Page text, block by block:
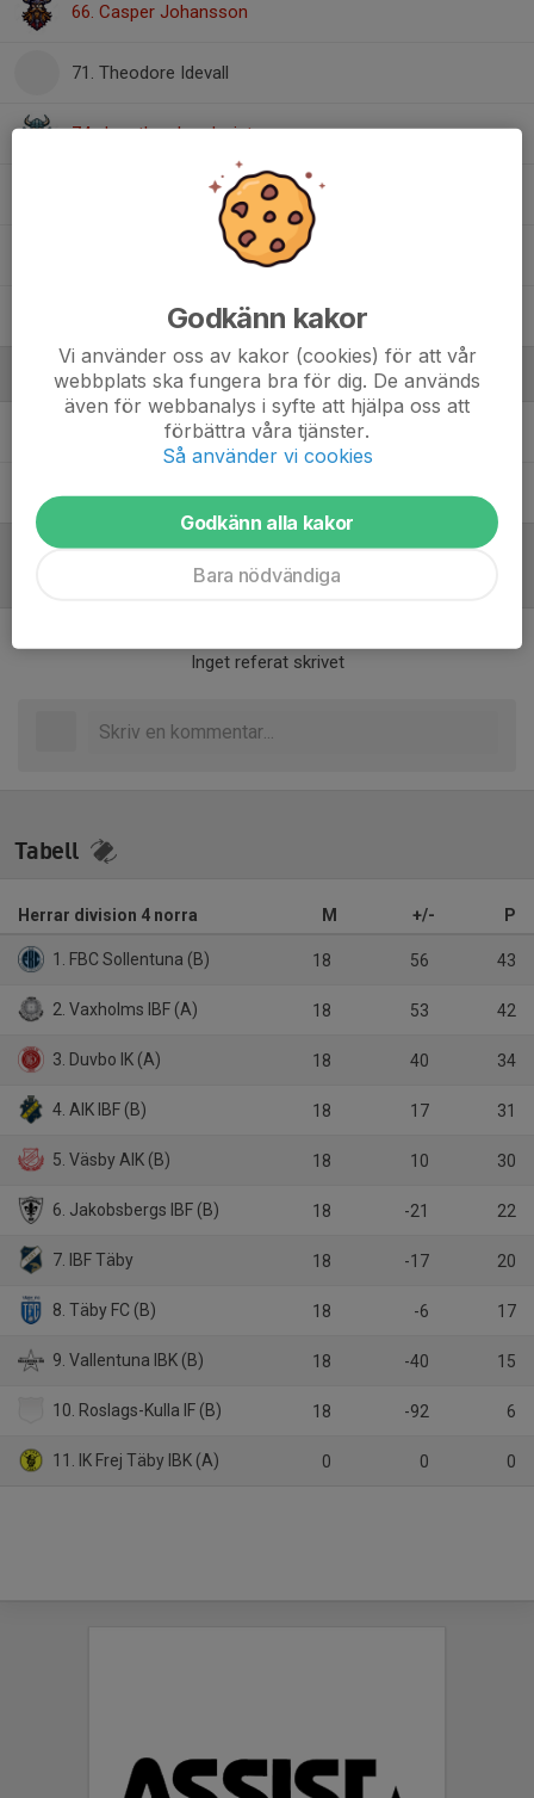
66. Casper Johansson
71. Theodore Idevall
74. Jonathan Lundqvist
85. Robin Andersson, HJ
93. Zebulon Malmqvist
94. Loke Martell, HJ
Ledare
Magnus JohnssonHead coach and General manager
Team Vaikings
manager
Inget referat skrivet
Tabell
Herrar division 4 norra M +/- P
1. FBC Sollentuna (B) 18 56 43
2. Vaxholms IBF (A) 18 53 42
3. Duvbo IK (A) 18 40 34
4. AIK IBF (B) 18 17 31
5. Väsby AIK (B) 18 10 30
6. Jakobsbergs IBF (B) 18 -21 22
7. IBF Täby 18 -17 20
8. Täby FC (B) 18 -6 17
9. Vallentuna IBK (B) 18 -40 15
10. Roslags-Kulla IF (B) 18 -92 6
11. IK Frej Täby IBK (A) 0 0 0
Godkänn kakor
Vi använder oss av kakor (cookies) för att vår
webbplats ska fungera bra för dig. De används
även för webbanalys i syfte att hjälpa oss att
förbättra våra tjänster.
Så använder vi cookies
Godkänn alla kakor
Bara nödvändiga